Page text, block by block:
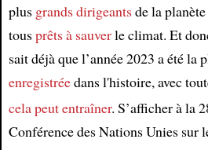
plus grands dirigeantsde la planète
tousprêts à sauverle climat. Et
sait déjà que l’année 2023 a été la
enregistréedans l'histoire, avec
cela peut entraîner. S’afficher à la
Conférence des Nations Unies sur